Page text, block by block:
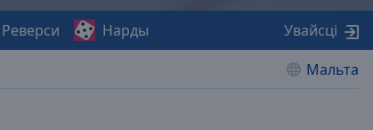
Мальта
Реверси Нарды Увайсці